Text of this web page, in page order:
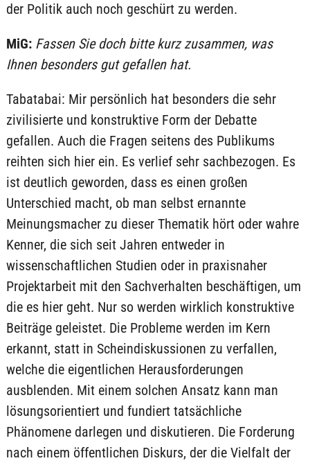
der Politik auch noch geschürt zu werden.
MiG: Fassen Sie doch bitte kurz zusammen, was
Ihnen besonders gut gefallen hat.
Tabatabai: Mir persönlich hat besonders die sehr
zivilisierte und konstruktive Form der Debatte
gefallen. Auch die Fragen seitens des Publikums
reihten sich hier ein. Es verlief sehr sachbezogen. Es
ist deutlich geworden, dass es einen großen
Unterschied macht, ob man selbst ernannte
Meinungsmacher zu dieser Thematik hört oder wahre
Kenner, die sich seit Jahren entweder in
wissenschaftlichen Studien oder in praxisnaher
Projektarbeit mit den Sachverhalten beschäftigen, um
die es hier geht. Nur so werden wirklich konstruktive
Beiträge geleistet. Die Probleme werden im Kern
erkannt, statt in Scheindiskussionen zu verfallen,
welche die eigentlichen Herausforderungen
ausblenden. Mit einem solchen Ansatz kann man
lösungsorientiert und fundiert tatsächliche
Phänomene darlegen und diskutieren. Die Forderung
nach einem öffentlichen Diskurs, der die Vielfalt der